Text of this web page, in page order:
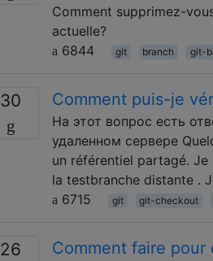
Comment supprimez-
actuelle?
6844
git branch git-
30 Comment puis-je
На этот вопрос есть
удаленном сервере
un référentiel partagé.
la testbranche distante .
6715
git git-checkout
26
Comment faire